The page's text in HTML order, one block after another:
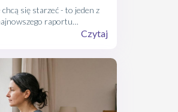
chcą się starzeć - to jeden z
raportu
wskazuje - długowieczności
choć samo pojęcie długiego
i nadzieję, własna
osobom z chorobą, utratą
Czytaj